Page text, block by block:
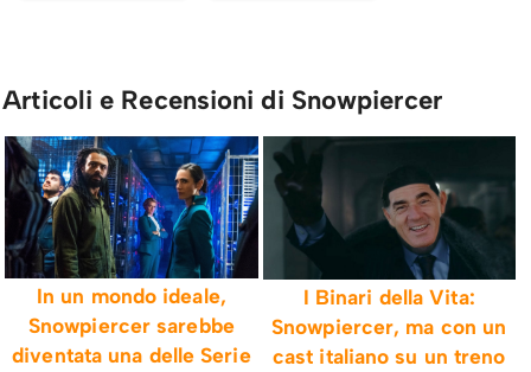
Articoli e Recensioni di Snowpiercer
In un mondo ideale,
Snowpiercer sarebbe
diventata una delle Serie
I Binari della Vita:
Snowpiercer, ma con un
cast italiano su un treno